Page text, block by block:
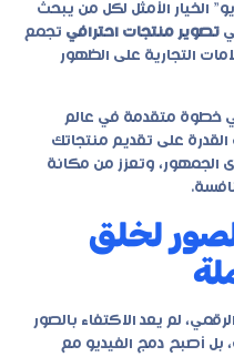
الخيار الأمثل لكل من يبحث
تصوير منتجات احترافي تجمع
التجارية على الظهور
خطوة متقدمة في عالم
على تقديم منتجاتك
الجمهور، وتعزز من مكانة
لخلق
لم يعد الاكتفاء بالصور
بل أصبح دمج الفيديو مع